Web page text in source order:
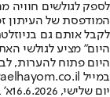
לספק לגולשים חוויה
המודפסת של העיתון
לקבל אותם גם
היום" מציע לגולשי
היום פתוח להערות,
במייל hayom@israelhayom.co.il.
יום שלישי, 16.6.2026
א'